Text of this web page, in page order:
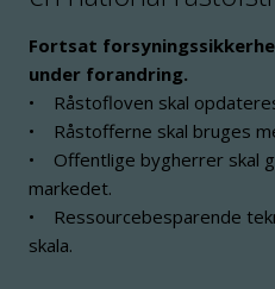
Fortsat
under forandring.
• Råstofloven skal
• Råstofferne skal bruges
• Offentlige bygherrer skal
markedet.
• Ressourcebesparende
skala.